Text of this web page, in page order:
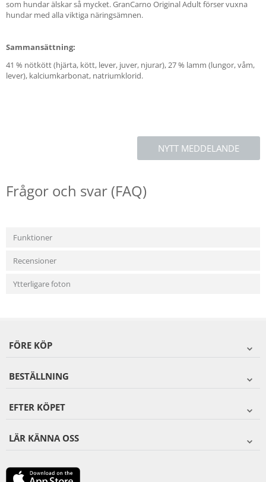
som hundar älskar så mycket. GranCarno Original Adult förser vuxna
hundar med alla viktiga näringsämnen.
Sammansättning:
41 % nötkött (hjärta, kött, lever, juver, njurar), 27 % lamm (lungor, våm,
lever), kalciumkarbonat, natriumklorid.
NYTT MEDDELANDE
Frågor och svar (FAQ)
Funktioner
Recensioner
Ytterligare foton
FÖRE KÖP
BESTÄLLNING
EFTER KÖPET
LÄR KÄNNA OSS